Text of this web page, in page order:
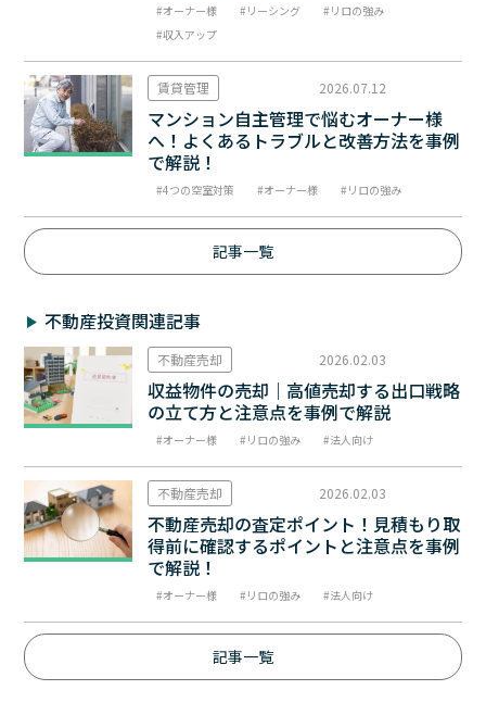
オーナー様 リーシング
リロの強み
収入アップ
賃貸管理 2026.07.12
マンション自主管理で悩むオーナー様
へ！よくあるトラブルと改善方法を事例
で解説！
4つの空室対策 オーナー様 リロの強み
記事一覧
不動産投資関連記事
不動産売却 2026.02.03
収益物件の売却｜高値売却する出口戦略
の立て方と注意点を事例で解説
オーナー様 リロの強み 法人向け
不動産売却 2026.02.03
不動産売却の査定ポイント！見積もり取
得前に確認するポイントと注意点を事例
で解説！
オーナー様 リロの強み 法人向け
記事一覧